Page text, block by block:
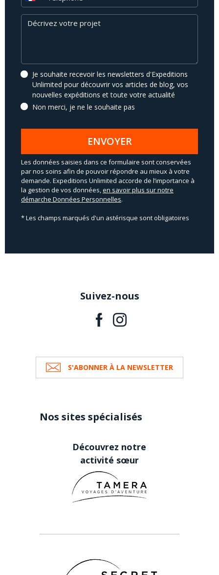
Message
Je souhaite recevoir les newsletters d'Expeditions
Unlimited pour découvrir vos articles de blog, vos
nouvelles expéditions et toute votre actualité
Non merci, je ne le souhaite pas
ENVOYER
Les données saisies dans ce formulaire sont conservées
par nos soins afin de pouvoir répondre au mieux à votre
demande. Expeditions Unlimited accorde de l’importance à
la gestion de vos données,en savoir plus sur notre
démarche Données Personnelles.
* Les champs marqués d'un astérisque sont obligatoires
Suivez-nous
S'ABONNER À LA NEWSLETTER
Nos sites spécialisés
Découvrez notre
activité sœur